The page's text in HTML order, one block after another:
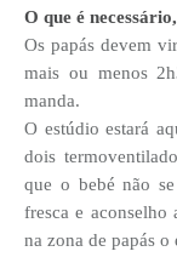
O que é
Os papás devem
mais ou menos
manda.
O estúdio estará
dois
que o bebé não
fresca e aconselho
na zona de papás o